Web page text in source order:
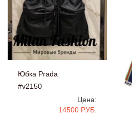
Юбка Prada
#v2150
Цена:
14500 РУБ.